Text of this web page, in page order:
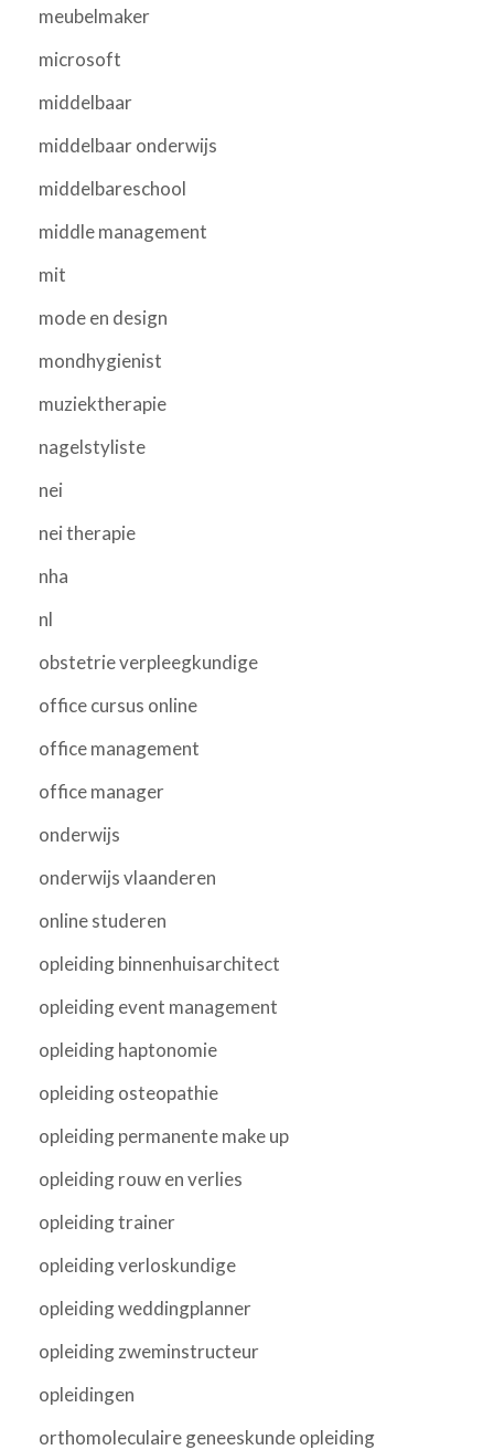
meubelmaker
microsoft
middelbaar
middelbaar onderwijs
middelbareschool
middle management
mit
mode en design
mondhygienist
muziektherapie
nagelstyliste
nei
nei therapie
nha
nl
obstetrie verpleegkundige
office cursus online
office management
office manager
onderwijs
onderwijs vlaanderen
online studeren
opleiding binnenhuisarchitect
opleiding event management
opleiding haptonomie
opleiding osteopathie
opleiding permanente make up
opleiding rouw en verlies
opleiding trainer
opleiding verloskundige
opleiding weddingplanner
opleiding zweminstructeur
opleidingen
orthomoleculaire geneeskunde opleiding